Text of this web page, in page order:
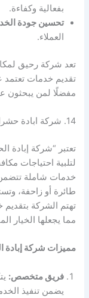
بفعالية وكفاءة.
تحسين جودة
العملاء.
تعد شركة رحيق
تقديم خدمات
مفضلًا لمن يبحثون
14. شركة ابادة حشرات في قليوب
تعتبر “شركة إبادة
لتلبية احتياجات
خدمات شاملة
طائرة أو زاحفة،
تهتم الشركة
مما يجعلها الخيار
مميزات شركة إبادة
فريق متخصص:
يضمن تنفيذ